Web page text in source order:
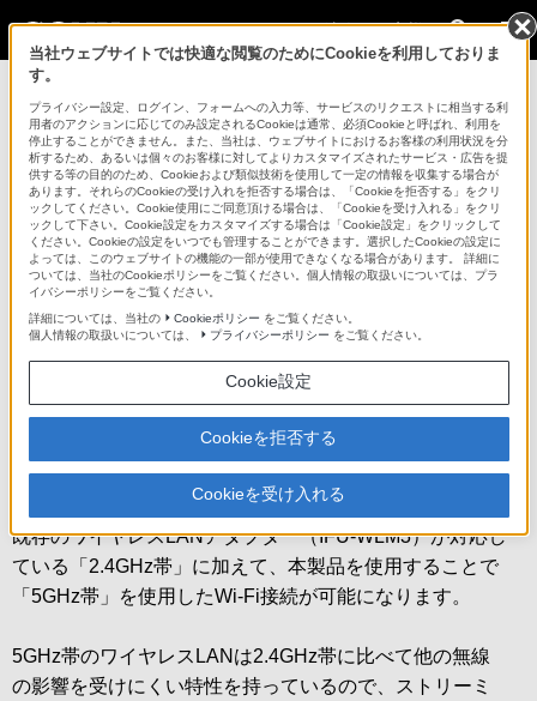
法人のお客様
ネットワーク関連商品 >
法人のお客様
ネットワーク関連商品
CBK-WA02
5GHz/2.4GHzワイヤレスLANアダプター
5GHz帯ワイヤレスLAN対応、ワイヤレスLANアダプター
既存のワイヤレスLANアダプター（IFU-WLM3）が対応し
ている「2.4GHz帯」に加えて、本製品を使用することで
「5GHz帯」を使用したWi-Fi接続が可能になります。
5GHz帯のワイヤレスLANは2.4GHz帯に比べて他の無線
の影響を受けにくい特性を持っているので、ストリーミ
当社ウェブサイトでは快適な閲覧のためにCookieを利用しておりま
す。
プライバシー設定、ログイン、フォームへの入力等、サービスのリクエストに相当する利
用者のアクションに応じてのみ設定されるCookieは通常、必須Cookieと呼ばれ、利用を
停止することができません。また、当社は、ウェブサイトにおけるお客様の利用状況を分
析するため、あるいは個々のお客様に対してよりカスタマイズされたサービス・広告を提
供する等の目的のため、Cookieおよび類似技術を使用して一定の情報を収集する場合が
あります。それらのCookieの受け入れを拒否する場合は、「Cookieを拒否する」をクリ
ックしてください。Cookie使用にご同意頂ける場合は、「Cookieを受け入れる」をクリ
ックして下さい。Cookie設定をカスタマイズする場合は「Cookie設定」をクリックして
ください。Cookieの設定をいつでも管理することができます。選択したCookieの設定に
よっては、このウェブサイトの機能の一部が使用できなくなる場合があります。 詳細に
ついては、当社のCookieポリシーをご覧ください。個人情報の取扱いについては、プラ
イバシーポリシーをご覧ください。
詳細については、当社の
Cookieポリシー をご覧ください。
個人情報の取扱いについては、
プライバシーポリシー をご覧ください。
Cookie設定
Cookieを拒否する
Cookieを受け入れる